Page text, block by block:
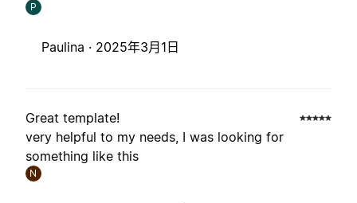
P
Paulina · 2025年3月1日
Great template!
very helpful to my needs, I was looking for
something like this
N